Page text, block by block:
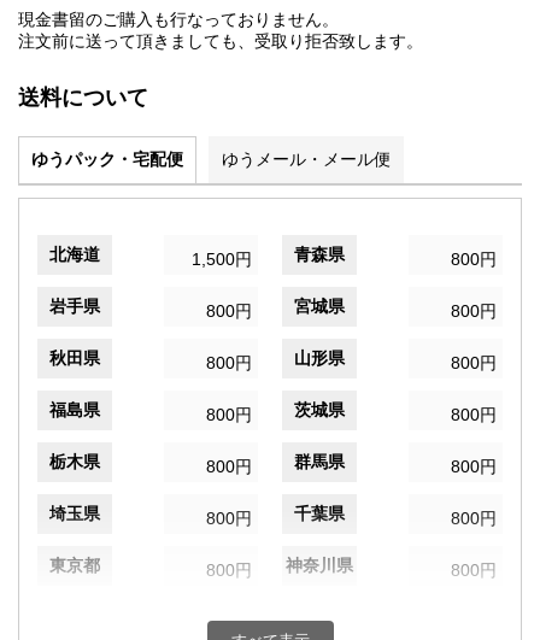
現金書留のご購入も行なっておりません。
注文前に送って頂きましても、受取り拒否致します。
送料について
ゆうパック・宅配便 ゆうメール・メール便
北海道 1,500円 青森県 800円
岩手県 800円 宮城県 800円
秋田県 800円 山形県 800円
福島県 800円 茨城県 800円
栃木県 800円 群馬県 800円
埼玉県 800円 千葉県 800円
東京都 800円 神奈川県 800円
800円 富山県